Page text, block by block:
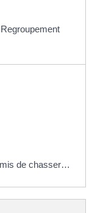
Regroupement
de chasser…